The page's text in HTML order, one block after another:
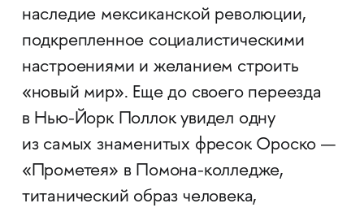
наследие мексиканской революции,
подкрепленное социалистическими
настроениями и желанием строить
«новый мир». Еще до своего переезда
в Нью-Йорк Поллок увидел одну
из самых знаменитых фресок Ороско —
«Прометея» в Помона-колледже,
титанический образ человека,